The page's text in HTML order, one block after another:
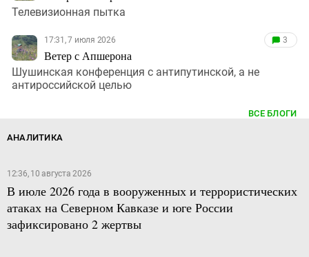
Телевизионная пытка
17:31, 7 июля 2026
Ветер с Апшерона
3
Шушинская конференция с антипутинской, а не
антироссийской целью
ВСЕ БЛОГИ
АНАЛИТИКА
12:36, 10 августа 2026
В июле 2026 года в вооруженных и террористических
атаках на Северном Кавказе и юге России
зафиксировано 2 жертвы